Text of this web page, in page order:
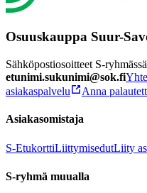
Osuuskauppa Suur-
Sähköpostiosoitteet S-
etunimi.sukunimi@sok.fi
asiakaspalvelu
Anna
Asiakasomistaja
S-EtukorttiLiittymisedutLiity
S-ryhmä muualla